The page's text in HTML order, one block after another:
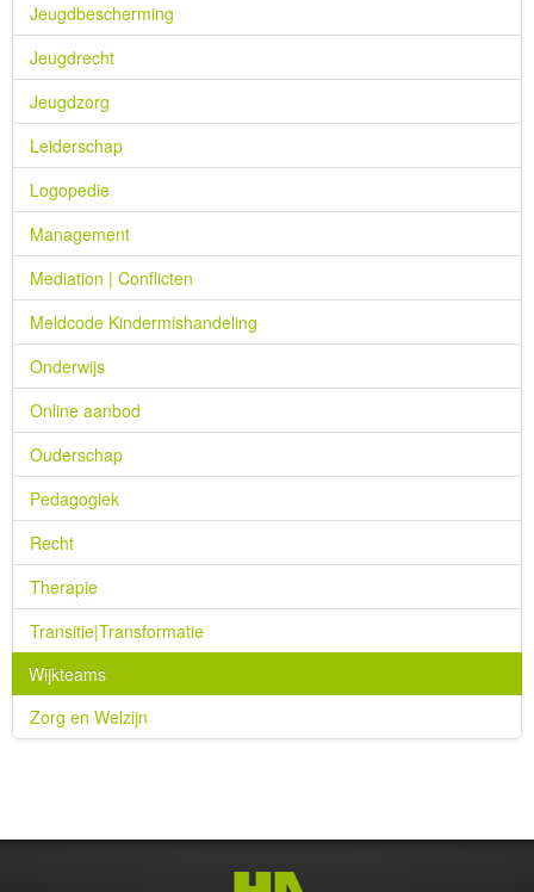
Jeugdbescherming
Jeugdrecht
Jeugdzorg
Leiderschap
Logopedie
Management
Mediation | Conflicten
Meldcode Kindermishandeling
Onderwijs
Online aanbod
Ouderschap
Pedagogiek
Recht
Therapie
Transitie|Transformatie
Wijkteams
Zorg en Welzijn